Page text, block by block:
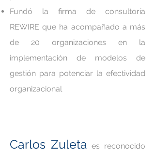
Fundó la firma de consultoría
REWIRE que ha acompañado a más
de 20 organizaciones en la
implementación de modelos de
gestión para potenciar la efectividad
organizacional
Carlos Zuleta es reconocido